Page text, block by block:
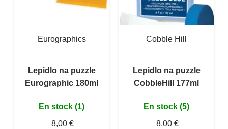
Eurographics
Lepidlo na puzzle
Eurographic 180ml
En stock (1)
8,00 €
Cobble Hill
Lepidlo na puzzle
CobbleHill 177ml
En stock (5)
8,00 €